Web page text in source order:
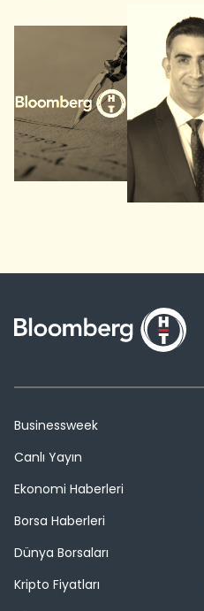
Businessweek
Canlı Yayın
Ekonomi Haberleri
Borsa Haberleri
Dünya Borsaları
Kripto Fiyatları